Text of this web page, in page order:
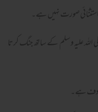
صورت نہیں ہے۔
علیہ وسلم کے ساتھ جنگ کرتا
ہے۔